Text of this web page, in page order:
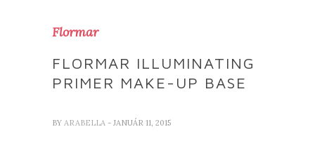
Flormar
FLORMAR ILLUMINATING
PRIMER MAKE-UP BASE
BY ARABELLA - JANUÁR 11, 2015